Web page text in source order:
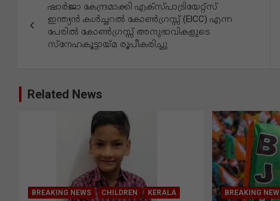
സ്റ്റു
ലൂ
ഷാർജാ കേന്ദ്രമാക്കി എക്സ്പാട്രിയേറ്റ്സ്
ഇന്ത്യൻ കൾച്ചറൽ കോൺഗ്രസ്സ് (ElCC) എന്ന
പേരിൽ കോൺഗ്രസ്സ് അനുഭാവികളുടെ
സ്നേഹകൂട്ടായ്മ രൂപീകരിച്ചു
Related News
BREAKING NEWS CHILDREN
KERALA
BREAKING